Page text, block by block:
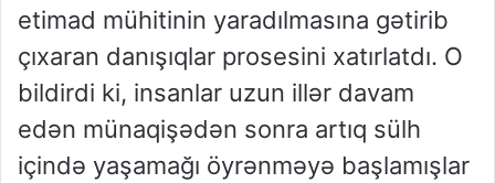
etimad mühitinin yaradılmasına gətirib
çıxaran danışıqlar prosesini xatırlatdı. O
bildirdi ki, insanlar uzun illər davam
edən münaqişədən sonra artıq sülh
içində yaşamağı öyrənməyə başlamışlar